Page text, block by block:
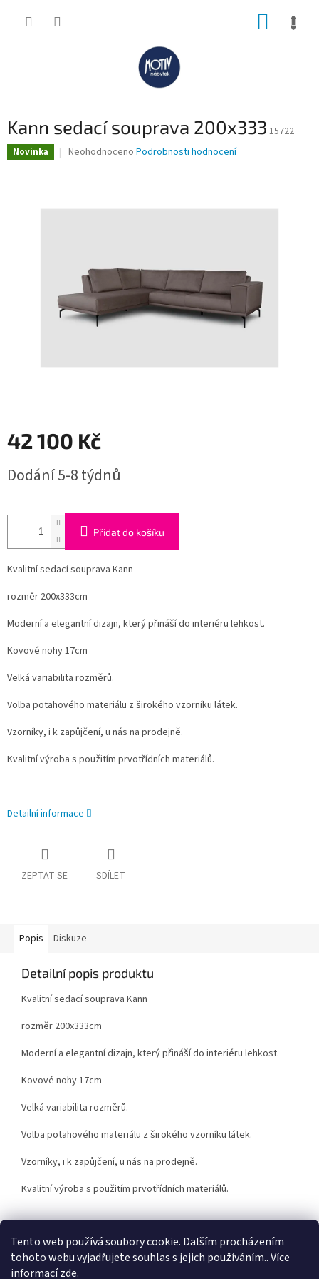
Tento web používá soubory cookie. Dalším procházením
tohoto webu vyjadřujete souhlas s jejich používáním.. Více
informacízde.
Kann sedací souprava 200x333 15722
Novinka
Průměrné
Neohodnoceno Podrobnosti hodnocení
42 100 Kč
cena:
Dodání 5-8 týdnů
Přidat do košíku
Kvalitní sedací souprava Kann
rozměr 200x333cm
Moderní a elegantní dizajn, který přináší do interiéru lehkost.
Kovové nohy 17cm
Velká variabilita rozměrů.
Volba potahového materiálu z širokého vzorníku látek.
Vzorníky, i k zapůjčení, u nás na prodejně.
Kvalitní výroba s použitím prvotřídních materiálů.
Detailní informace
ZEPTAT SE SDÍLET
Popis Diskuze
Detailní popis produktu
Kvalitní sedací souprava Kann
rozměr 200x333cm
Moderní a elegantní dizajn, který přináší do interiéru lehkost.
Kovové nohy 17cm
Velká variabilita rozměrů.
Volba potahového materiálu z širokého vzorníku látek.
Vzorníky, i k zapůjčení, u nás na prodejně.
Kvalitní výroba s použitím prvotřídních materiálů.